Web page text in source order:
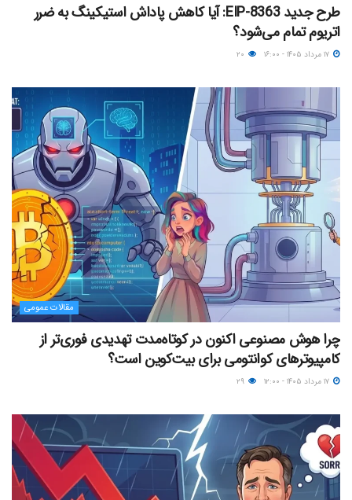
طرح جدید EIP-8363: آیا کاهش پاداش استیکینگ به ضرر
اتریوم تمام می‌شود؟
مقالات عمومی
چرا هوش مصنوعی اکنون در کوتاه‌مدت تهدیدی فوری‌تر از
کامپیوترهای کوانتومی برای بیت‌کوین است؟